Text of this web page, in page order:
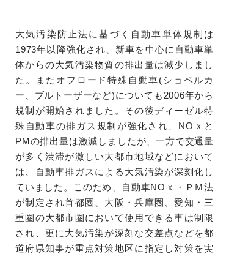
大気汚染防止法に基づく自動車単体規制は
1973年以降強化され、新車を中心に自動車単
体からの大気汚染物質の排出量は減少しまし
た。またオフロード特殊自動車(ショベルカ
ー、ブルトーザーなど)についても2006年から
規制が開始されました。その後ディーゼル特
殊自動車の排ガス規制が強化され、NOｘと
PMの排出量は激減しましたが、一方で交通量
が多く渋滞が激しい大都市地域などにおいて
は、自動車排ガスによる大気汚染が深刻化し
ていました。このため、自動車NOｘ・ＰＭ法
が制定され首都圏、大阪・兵庫圏、愛知・三
重圏の大都市圏において使用できる車は制限
され、更に大気汚染が深刻な交差点などを都
道府県知事が重点対策地区に指定し対策を実